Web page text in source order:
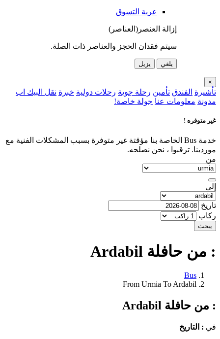
عربة التسوق
إزالة العنصر(العناصر)
سيتم فقدان الحجز والعناصر ذات الصلة.
يلغي يزيل
×
تأشيرة الفندق تأمين رحلة جوية رحلات دولية خبرة نقل البيك اب
مدونة معلومات عنا جولة خاصة!
غير متوفره !
خدمة Bus الخاصة بنا مؤقتة غير متوفرة بسبب المشكلات الفنية مع
موردينا. ترقبوا ، نحن نصلحه.
من
إلى
تاريخ
ركاب
يبحث
: من حافلة Ardabil
Bus
From Urmia To Ardabil
: من حافلة Ardabil
في : التاريخ